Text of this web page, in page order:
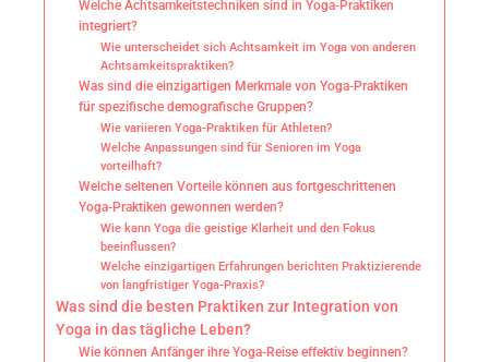
Welche Achtsamkeitstechniken sind in Yoga-Praktiken
integriert?
Wie unterscheidet sich Achtsamkeit im Yoga von anderen
Achtsamkeitspraktiken?
Was sind die einzigartigen Merkmale von Yoga-Praktiken
für spezifische demografische Gruppen?
Wie variieren Yoga-Praktiken für Athleten?
Welche Anpassungen sind für Senioren im Yoga
vorteilhaft?
Welche seltenen Vorteile können aus fortgeschrittenen
Yoga-Praktiken gewonnen werden?
Wie kann Yoga die geistige Klarheit und den Fokus
beeinflussen?
Welche einzigartigen Erfahrungen berichten Praktizierende
von langfristiger Yoga-Praxis?
Was sind die besten Praktiken zur Integration von
Yoga in das tägliche Leben?
Wie können Anfänger ihre Yoga-Reise effektiv beginnen?